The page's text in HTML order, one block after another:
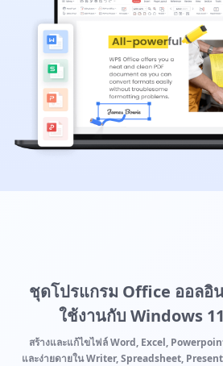
ชุดโปรแกรม Office ออลอิ
ใช้งานกับ Windows
สร้างและแก้ไขไฟล์ Word, Excel,
และง่ายดายใน Writer, Spreadsheet,